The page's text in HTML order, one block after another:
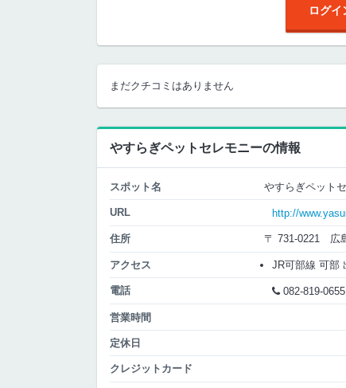
ログイ
まだクチコミはありません
やすらぎペットセレモニーの情報
スポット名 やすらぎペット
URL http://
住所 〒 731-0221 広
アクセス JR可部線 可部
電話 082-819-0655
営業時間
定休日
クレジットカード